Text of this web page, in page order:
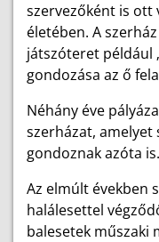
szervezőként is ott
életében. A
játszóteret például
gondozása az ő
Néhány éve
szerházat, amelyet
gondoznak azóta is.
Az elmúlt években
halálesettel
balesetek műszaki